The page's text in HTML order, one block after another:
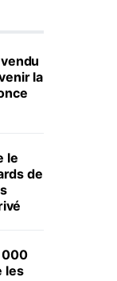
la
le
de
000
les